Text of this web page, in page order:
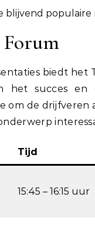
blijvend populaire
Forum
biedt het
het succes en
om de drijfveren
Tijd
15:45 – 16:15 uur